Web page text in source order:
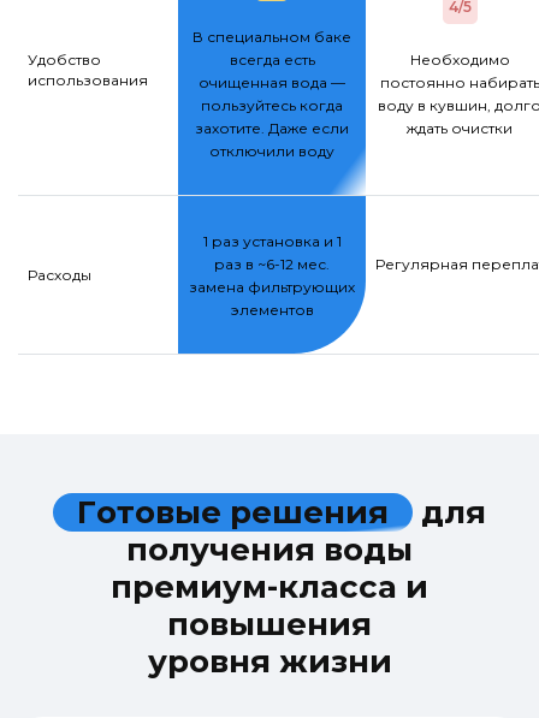
Удобство
использования
В специальном баке
всегда есть
очищенная вода —
пользуйтесь когда
захотите. Даже если
отключили воду
4/5
Необходимо
постоянно набирать
воду в кувшин,
ждать очистки
Расходы
1 раз установка и 1
раз в ~6-12 мес.
замена фильтрующих
элементов
Регулярная
Готовые решения для
получения воды
премиум-класса и
повышения
уровня жизни